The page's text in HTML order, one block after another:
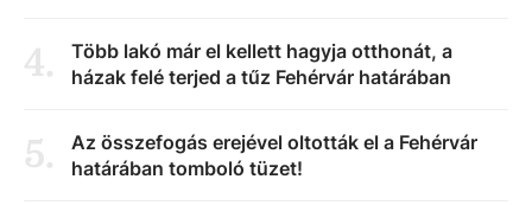
4.
Több lakó már el kellett hagyja otthonát, a
házak felé terjed a tűz Fehérvár határában
5.
Az összefogás erejével oltották el a Fehérvár
határában tomboló tüzet!